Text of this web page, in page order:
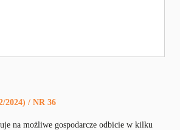
/ NR 36
na możliwe gospodarcze odbicie w kilku